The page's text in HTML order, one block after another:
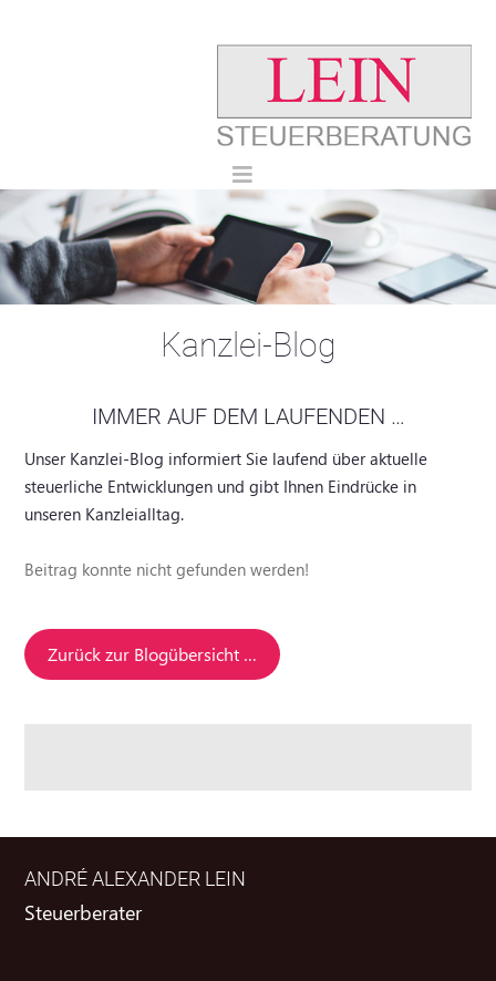
Kanzlei-Blog
IMMER AUF DEM LAUFENDEN …
Unser Kanzlei-Blog informiert Sie laufend über aktuelle
steuerliche Entwicklungen und gibt Ihnen Eindrücke in
unseren Kanzleialltag.
Beitrag konnte nicht gefunden werden!
Zurück zur Blogübersicht …
ANDRÉ ALEXANDER LEIN
Steuerberater